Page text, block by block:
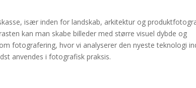
især inden for landskab, arkitektur og
kan man skabe billeder med større visuel dybde og
fotografering, hvor vi analyserer den nyeste teknologi
anvendes i fotografisk praksis.